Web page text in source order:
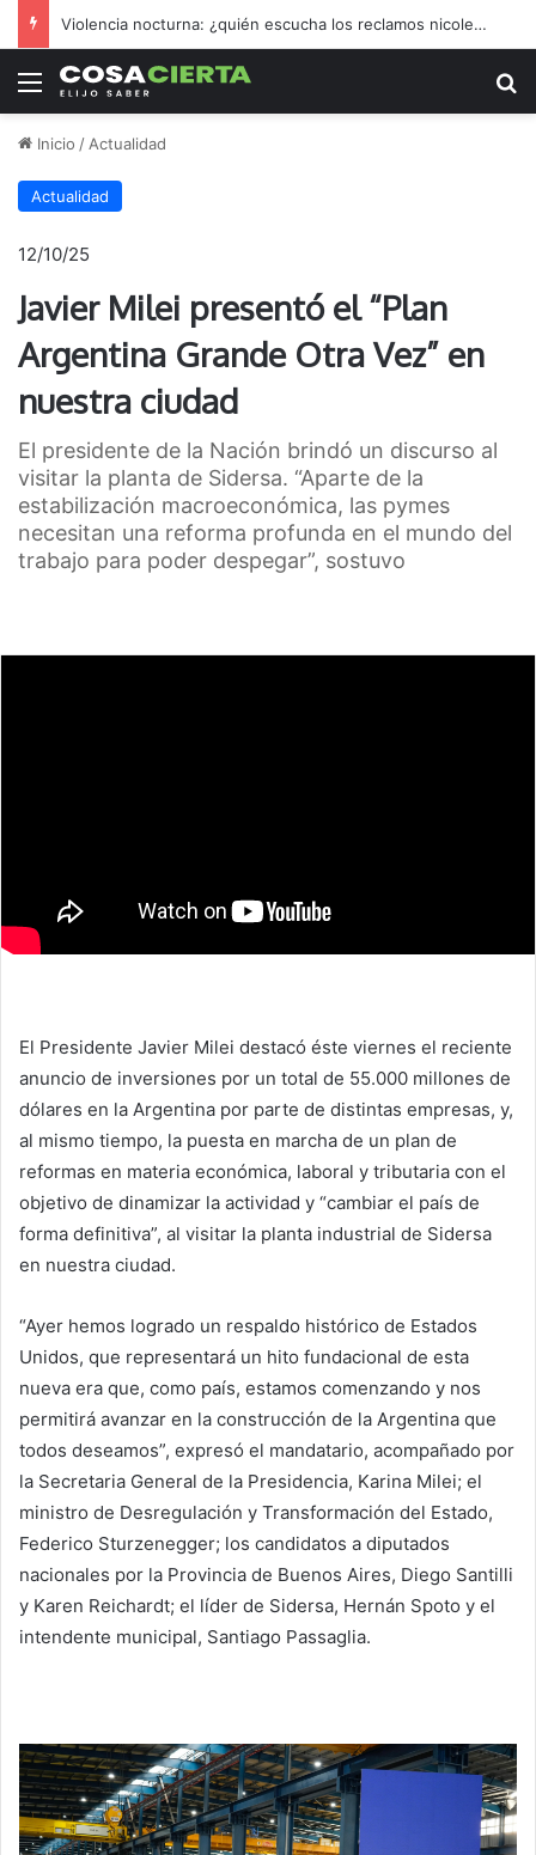
Violencia nocturna: ¿quién escucha los reclamos nicoleños?
Menú
Inicio / Actualidad
Actualidad
12/10/25
Javier Milei presentó el “Plan
Argentina Grande Otra Vez” en
nuestra ciudad
El presidente de la Nación brindó un discurso al
visitar la planta de Sidersa. “Aparte de la
estabilización macroeconómica, las pymes
necesitan una reforma profunda en el mundo del
trabajo para poder despegar”, sostuvo
El Presidente Javier Milei destacó éste viernes el reciente
anuncio de inversiones por un total de 55.000 millones de
dólares en la Argentina por parte de distintas empresas, y,
al mismo tiempo, la puesta en marcha de un plan de
reformas en materia económica, laboral y tributaria con el
objetivo de dinamizar la actividad y “cambiar el país de
forma definitiva”, al visitar la planta industrial de Sidersa
en nuestra ciudad.
“Ayer hemos logrado un respaldo histórico de Estados
Unidos, que representará un hito fundacional de esta
nueva era que, como país, estamos comenzando y nos
permitirá avanzar en la construcción de la Argentina que
todos deseamos”, expresó el mandatario, acompañado por
la Secretaria General de la Presidencia, Karina Milei; el
ministro de Desregulación y Transformación del Estado,
Federico Sturzenegger; los candidatos a diputados
nacionales por la Provincia de Buenos Aires, Diego Santilli
y Karen Reichardt; el líder de Sidersa, Hernán Spoto y el
intendente municipal, Santiago Passaglia.